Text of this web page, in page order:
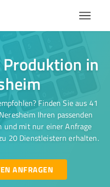
in
Finden Sie aus 41
Ihren passenden
und mit nur einer Anfrage
20 Dienstleistern erhalten.
ANFRAGEN